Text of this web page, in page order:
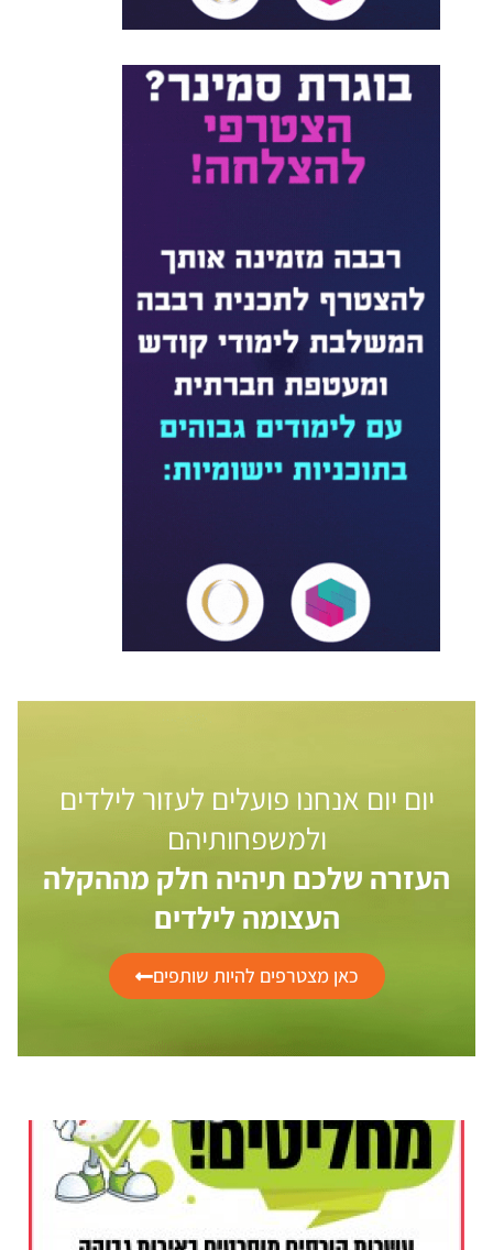
יום יום אנחנו פועלים לעזור לילדים
ולמשפחותיהם
העזרה שלכם תיהיה חלק מההקלה
העצומה לילדים
כאן מצטרפים להיות שותפים